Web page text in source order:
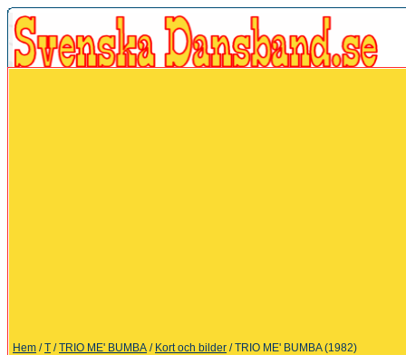
Hem /T /TRIO ME' BUMBA / Kort och bilder / TRIO ME' BUMBA (1982)